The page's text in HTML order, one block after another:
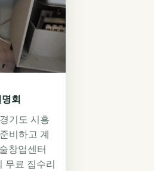
회
기도 시흥
비하고 계
창업센터
무료 집수리